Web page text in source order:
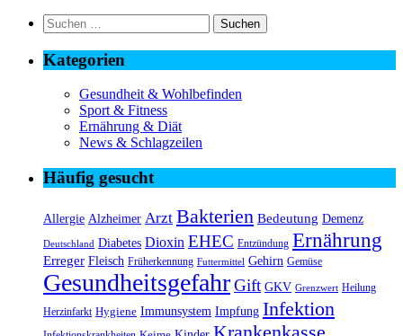
Suchen
nach:
Kategorien
Gesundheit & Wohlbefinden
Sport & Fitness
Ernährung & Diät
News & Schlagzeilen
Häufig gesucht
Allergie Alzheimer Arzt Bakterien Bedeutung Demenz
Deutschland Diabetes Dioxin EHEC Entzündung Ernährung
Erreger Fleisch Früherkennung Futtermittel Gehirn Gemüse
GesundheitsgefahrGift GKV Grenzwert Heilung
Herzinfarkt Hygiene Immunsystem Impfung Infektion